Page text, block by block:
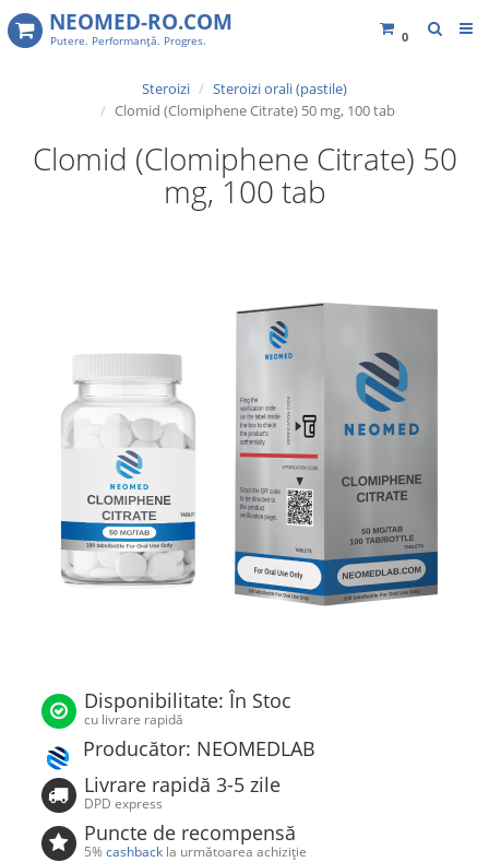
0
NEOMED-RO.COM
Putere. Performanţă. Progres.
Steroizi
Steroizi orali​ (pastile)
Clomid (Clomiphene Citrate) 50 mg, 100 tab
Clomid (Clomiphene Citrate) 50
mg, 100 tab
Disponibilitate: În Stoc
cu livrare rapidă
Producător: NEOMEDLAB
Livrare rapidă 3-5 zile
DPD express
Puncte de recompensă
5%cashback la următoarea achiziție